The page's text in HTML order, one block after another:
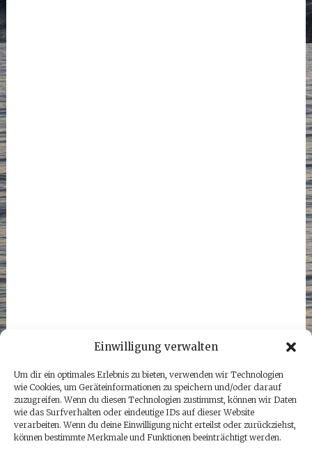
Einwilligung verwalten
Um dir ein optimales Erlebnis zu bieten, verwenden wir Technologien
wie Cookies, um Geräteinformationen zu speichern und/oder darauf
zuzugreifen. Wenn du diesen Technologien zustimmst, können wir Daten
wie das Surfverhalten oder eindeutige IDs auf dieser Website
verarbeiten. Wenn du deine Einwilligung nicht erteilst oder zurückziehst,
können bestimmte Merkmale und Funktionen beeinträchtigt werden.